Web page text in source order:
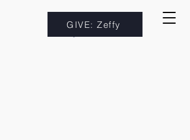
GIVE: Zeffy